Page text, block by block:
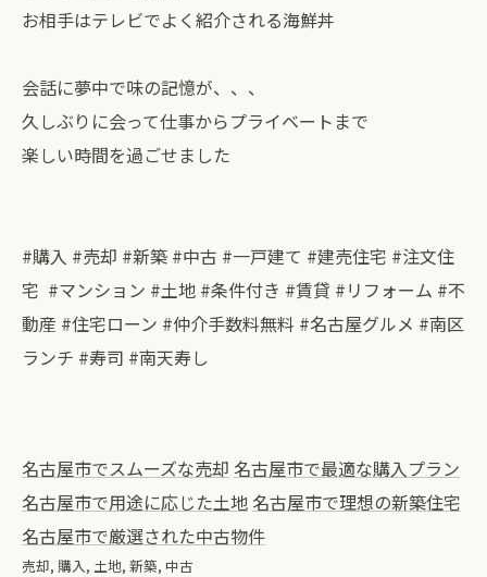
お相手はテレビでよく紹介される海鮮丼
会話に夢中で味の記憶が、、、
久しぶりに会って仕事からプライベートまで
楽しい時間を過ごせました
#購入 #売却 #新築 #中古 #一戸建て #建売住宅 #注文住
宅 #マンション #土地 #条件付き #賃貸 #リフォーム #不
動産 #住宅ローン #仲介手数料無料 #名古屋グルメ #南区
ランチ #寿司 #南天寿し
名古屋市でスムーズな売却 名古屋市で最適な購入プラン
名古屋市で用途に応じた土地 名古屋市で理想の新築住宅
名古屋市で厳選された中古物件
売却 購入 土地 新築 中古